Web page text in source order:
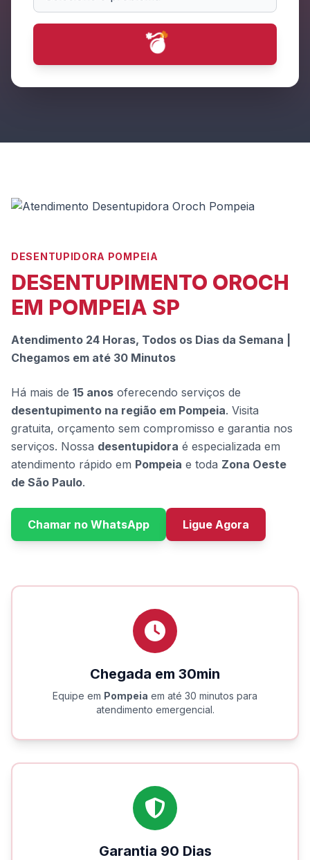
💥
DESENTUPIDORA POMPEIA
DESENTUPIMENTO OROCH
EM POMPEIA SP
Atendimento 24 Horas, Todos os Dias da Semana |
Chegamos em até 30 Minutos
Há mais de 15 anos oferecendo serviços de
desentupimento na região em Pompeia. Visita
gratuita, orçamento sem compromisso e garantia nos
serviços. Nossa desentupidora é especializada em
atendimento rápido em Pompeia e toda Zona Oeste
de São Paulo.
Chamar no WhatsApp Ligue Agora
Chegada em 30min
Equipe em Pompeia em até 30 minutos para
atendimento emergencial.
Garantia 90 Dias